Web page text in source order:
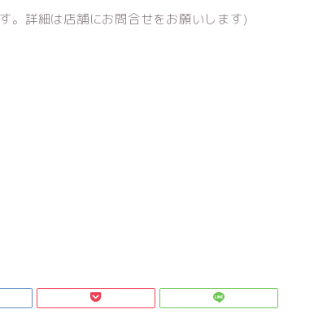
。詳細は店舗にお問合せをお願いします)